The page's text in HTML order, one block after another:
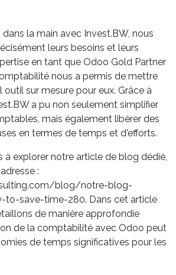
la main avec Invest.BW, nous
leurs besoins et leurs
en tant que Odoo Gold Partner
nous a permis de mettre
sur mesure pour eux. Grâce à
a pu non seulement simplifier
mais également libérer des
en termes de temps et d'efforts.
à explorer notre article de blog dédié,
:
blog/notre-blog-
to-save-time-280. Dans cet article
de manière approfondie
de la comptabilité avec Odoo peut
de temps significatives pour les